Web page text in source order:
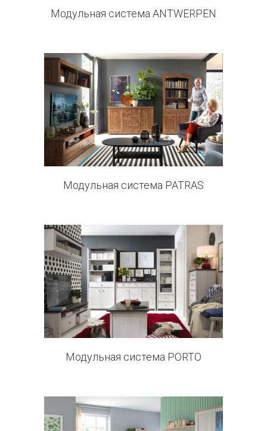
Модульная система ANTWERPEN
9 products
Модульная система PATRAS
0 products
Модульная система PORTO